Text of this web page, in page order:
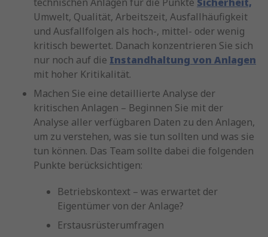
Umwelt, Qualität, Arbeitszeit, Ausfallhäufigkeit
und Ausfallfolgen als hoch-, mittel- oder wenig
kritisch bewertet. Danach konzentrieren Sie sich
nur noch auf die Instandhaltung von Anlagen
mit hoher Kritikalität.
Machen Sie eine detaillierte Analyse der
kritischen Anlagen – Beginnen Sie mit der
Analyse aller verfügbaren Daten zu den Anlagen,
um zu verstehen, was sie tun sollten und was sie
tun können. Das Team sollte dabei die folgenden
Punkte berücksichtigen:
Betriebskontext – was erwartet der
Eigentümer von der Anlage?
Erstausrüsterumfragen